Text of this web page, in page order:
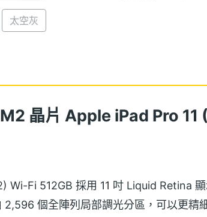
太空灰
晶片 Apple iPad Pro
Wi-Fi 512GB 採用 11 吋 Liquid Retina
2,596 個全陣列局部調光分區，可以更精